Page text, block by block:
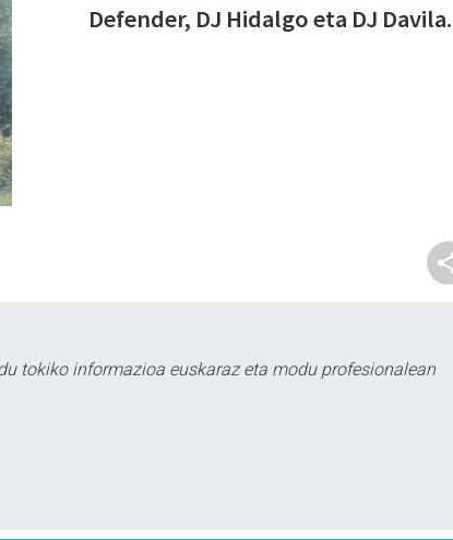
Defender, DJ Hidalgo eta DJ Davila.
tokiko informazioa euskaraz eta modu profesionalean